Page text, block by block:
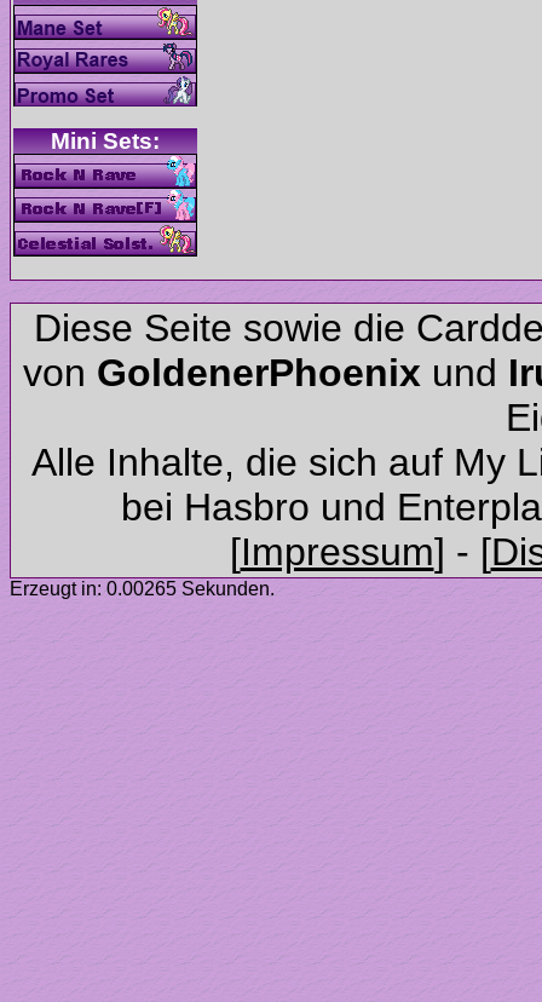
Diese Seite sowie die
von
und
Alle Inhalte, die sich auf My
Erzeugt in: 0.00265 Sekunden.